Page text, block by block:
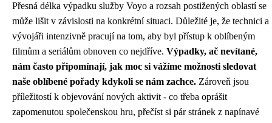
Přesná délka výpadku služby Voyo a rozsah postižených oblastí se
může lišit v závislosti na konkrétní situaci. Důležité je, že technici a
vývojáři intenzivně pracují na tom, aby byl přístup k oblíbeným
filmům a seriálům obnoven co nejdříve. Výpadky, ač nevítané,
nám často připomínají, jak moc si vážíme možnosti sledovat
naše oblíbené pořady kdykoli se nám zachce. Zároveň jsou
příležitostí k objevování nových aktivit - co třeba oprášit
zapomenutou společenskou hru, přečíst si pár stránek z napínavé